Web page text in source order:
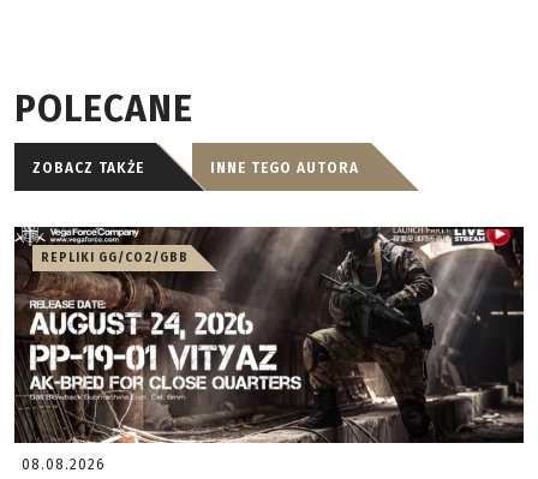
POLECANE
ZOBACZ TAKŻE INNE TEGO AUTORA
REPLIKI GG/CO2/GBB
08.08.2026